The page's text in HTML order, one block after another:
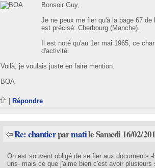
Bonsoir Guy,
Je ne peux me fier qu'à la page 67 de
est précisé: Cherbourg (Manche).
Il est noté qu'au 1er mai 1965, ce
d'activité.
Voilà, je voulais juste en faire mention.
BOA
| Répondre
Re: chantierparmatile Samedi 16/02/
On est souvent obligé de se fier aux
uns- mais ce que j'aime bien c'est avoir